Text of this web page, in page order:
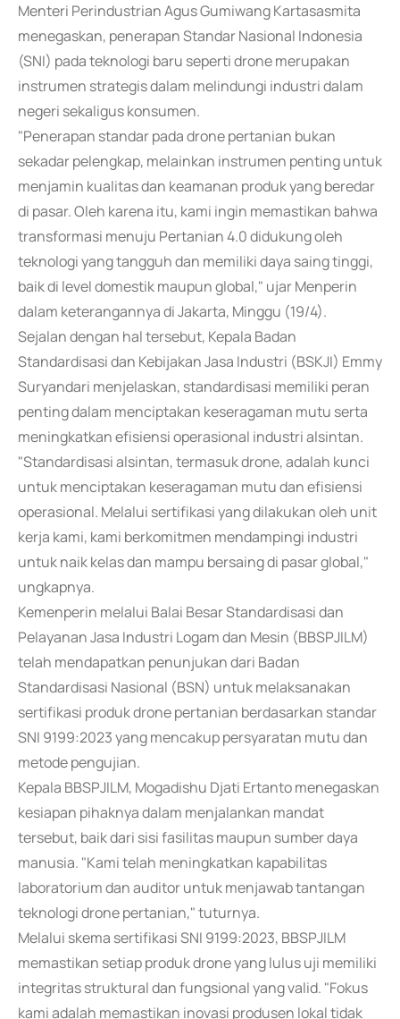
Menteri Perindustrian Agus Gumiwang Kartasasmita
menegaskan, penerapan Standar Nasional Indonesia
(SNI) pada teknologi baru seperti drone merupakan
instrumen strategis dalam melindungi industri dalam
negeri sekaligus konsumen.
"Penerapan standar pada drone pertanian bukan
sekadar pelengkap, melainkan instrumen penting untuk
menjamin kualitas dan keamanan produk yang beredar
di pasar. Oleh karena itu, kami ingin memastikan bahwa
transformasi menuju Pertanian 4.0 didukung oleh
teknologi yang tangguh dan memiliki daya saing tinggi,
baik di level domestik maupun global," ujar Menperin
dalam keterangannya di Jakarta, Minggu (19/4).
Sejalan dengan hal tersebut, Kepala Badan
Standardisasi dan Kebijakan Jasa Industri (BSKJI) Emmy
Suryandari menjelaskan, standardisasi memiliki peran
penting dalam menciptakan keseragaman mutu serta
meningkatkan efisiensi operasional industri alsintan.
"Standardisasi alsintan, termasuk drone, adalah kunci
untuk menciptakan keseragaman mutu dan efisiensi
operasional. Melalui sertifikasi yang dilakukan oleh unit
kerja kami, kami berkomitmen mendampingi industri
untuk naik kelas dan mampu bersaing di pasar global,"
ungkapnya.
Kemenperin melalui Balai Besar Standardisasi dan
Pelayanan Jasa Industri Logam dan Mesin (BBSPJILM)
telah mendapatkan penunjukan dari Badan
Standardisasi Nasional (BSN) untuk melaksanakan
sertifikasi produk drone pertanian berdasarkan standar
SNI 9199:2023 yang mencakup persyaratan mutu dan
metode pengujian.
Kepala BBSPJILM, Mogadishu Djati Ertanto menegaskan
kesiapan pihaknya dalam menjalankan mandat
tersebut, baik dari sisi fasilitas maupun sumber daya
manusia. "Kami telah meningkatkan kapabilitas
laboratorium dan auditor untuk menjawab tantangan
teknologi drone pertanian," tuturnya.
Melalui skema sertifikasi SNI 9199:2023, BBSPJILM
memastikan setiap produk drone yang lulus uji memiliki
integritas struktural dan fungsional yang valid. "Fokus
kami adalah memastikan inovasi produsen lokal tidak